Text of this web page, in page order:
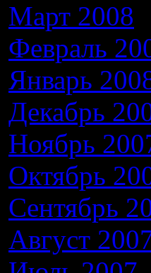
Март 2008
Февраль
Январь
Декабрь
Ноябрь
Октябрь
Сентябрь
Август